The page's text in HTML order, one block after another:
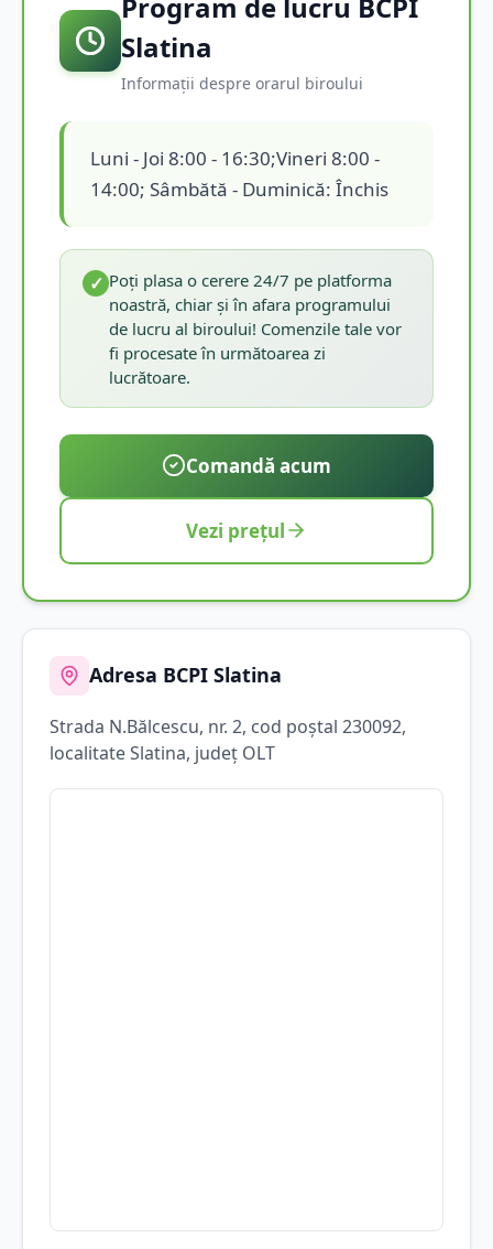
Slatina
Informații despre orarul biroului
Luni - Joi 8:00 - 16:30;Vineri 8:00 -
14:00; Sâmbătă - Duminică: Închis
✓ Poți plasa o cerere 24/7 pe platforma
noastră, chiar și în afara programului
de lucru al biroului! Comenzile tale vor
fi procesate în următoarea zi
lucrătoare.
Comandă acum
Vezi prețul
Adresa BCPI Slatina
Strada N.Bălcescu, nr. 2, cod poștal 230092,
localitateSlatina, județ OLT